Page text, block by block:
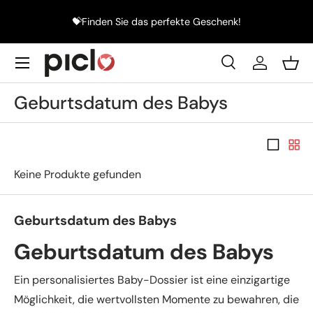
Direkt zum Inhalt
💝Finden Sie das perfekte Geschenk!
Suchen
Suchen
SucheEinloggen
Menü
Geburtsdatum des Babys
1 Artikel
2
Keine Produkte gefunden
Geburtsdatum des Babys
Geburtsdatum des Babys
Ein personalisiertes Baby-Dossier ist eine einzigartige
Möglichkeit, die wertvollsten Momente zu bewahren, die